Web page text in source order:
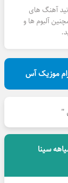
آهنگ های
آلبوم ها و
موزیک آس
"
سینا